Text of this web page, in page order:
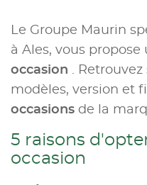
Le Groupe Maurin
à Ales, vous
occasion .
modèles, version et
occasions de la
5 raisons
occasion